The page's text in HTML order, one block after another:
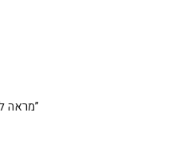
/ Products tagged “מראה לכניסה”